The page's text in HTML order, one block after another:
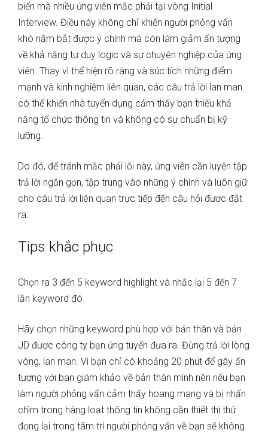
biến mà nhiều ứng viên mắc phải tại vòng Initial
Interview. Điều này không chỉ khiến người phỏng vấn
khó nắm bắt được ý chính mà còn làm giảm ấn tượng
về khả năng tư duy logic và sự chuyên nghiệp của ứng
viên. Thay vì thể hiện rõ ràng và súc tích những điểm
mạnh và kinh nghiệm liên quan, các câu trả lời lan man
có thể khiến nhà tuyển dụng cảm thấy bạn thiếu khả
năng tổ chức thông tin và không có sự chuẩn bị kỹ
lưỡng.
Do đó, để tránh mắc phải lỗi này, ứng viên cần luyện tập
trả lời ngắn gọn, tập trung vào những ý chính và luôn giữ
cho câu trả lời liên quan trực tiếp đến câu hỏi được đặt
ra.
Tips khắc phục
Chọn ra 3 đến 5 keyword highlight và nhắc lại 5 đến 7
lần keyword đó
Hãy chọn những keyword phù hợp với bản thân và bản
JD được công ty bạn ứng tuyển đưa ra. Đừng trả lời lòng
vòng, lan man. Vì bạn chỉ có khoảng 20 phút để gây ấn
tượng với ban giám khảo về bản thân mình nên nếu bạn
làm người phỏng vấn cảm thấy hoang mang và bị nhấn
chìm trong hàng loạt thông tin không cần thiết thì thứ
đọng lại trong tâm trí người phỏng vấn về bạn sẽ không